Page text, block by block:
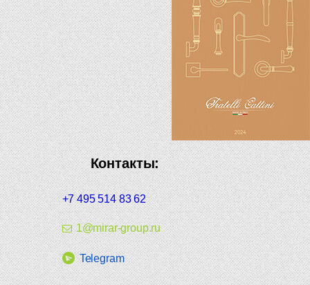
Контакты:
+7 495 514 83 62
1@mirar-group.ru
Telegram